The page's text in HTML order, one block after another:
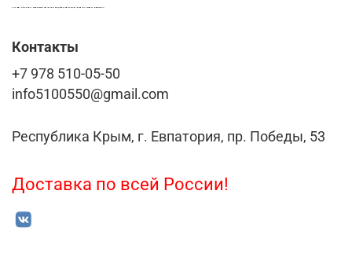
Контакты
+7 978 510-05-50
info5100550@gmail.com
Республика Крым, г. Евпатория, пр. Победы, 53
Доставка по всей России!